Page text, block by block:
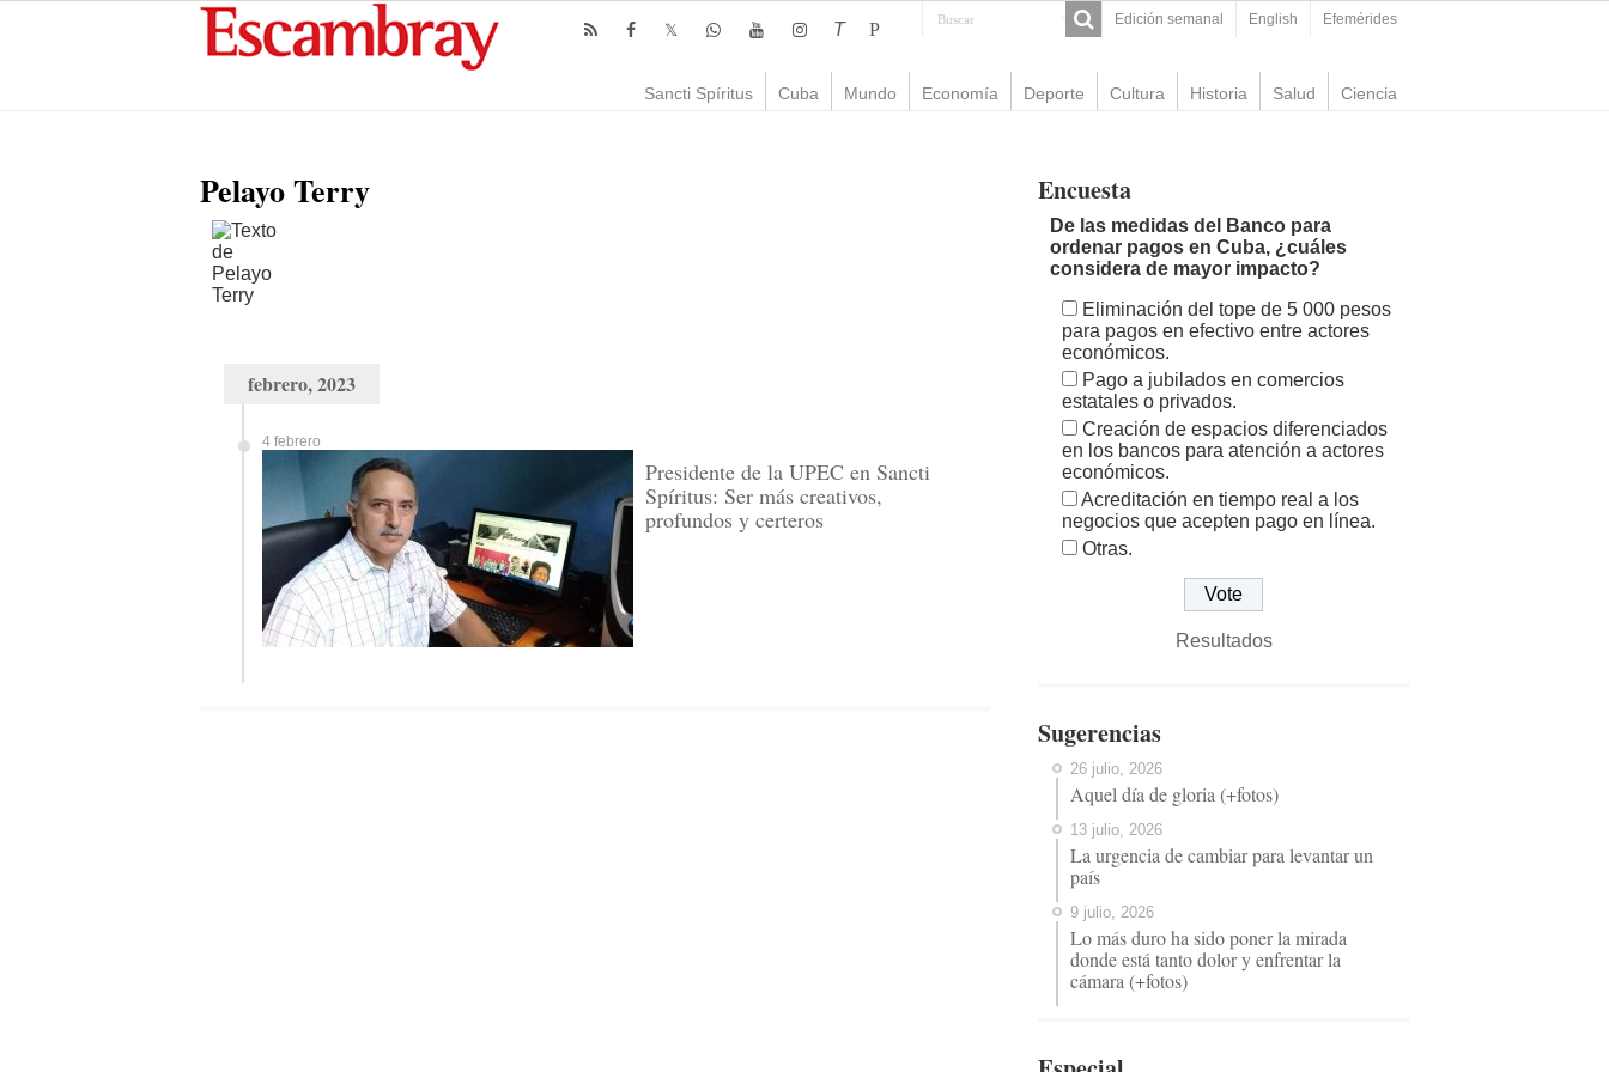
Edición semanal English Efemérides
T P
Sancti Spíritus Cuba Mundo Economía Deporte Cultura Historia Salud Ciencia
Pelayo Terry
febrero, 2023
4 febrero
Presidente de la UPEC en Sancti
Spíritus: Ser más creativos,
profundos y certeros
Encuesta
De las medidas del Banco para
ordenar pagos en Cuba, ¿cuáles
considera de mayor impacto?
Eliminación del tope de 5 000 pesos
para pagos en efectivo entre actores
económicos.
Pago a jubilados en comercios
estatales o privados.
Creación de espacios diferenciados
en los bancos para atención a actores
económicos.
Acreditación en tiempo real a los
negocios que acepten pago en línea.
Otras.
Resultados
Sugerencias
26 julio, 2026
Aquel día de gloria (+fotos)
13 julio, 2026
La urgencia de cambiar para levantar un
país
9 julio, 2026
Lo más duro ha sido poner la mirada
donde está tanto dolor y enfrentar la
cámara (+fotos)